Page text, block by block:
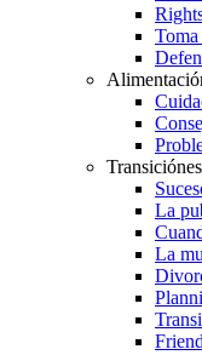
Transiciónes
La
La